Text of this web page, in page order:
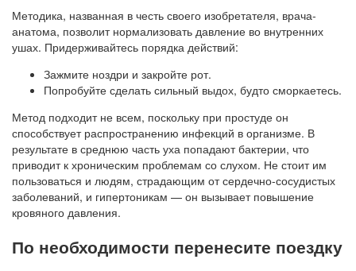
Методика, названная в честь своего изобретателя, врача-
анатома, позволит нормализовать давление во внутренних
ушах. Придерживайтесь порядка действий:
Зажмите ноздри и закройте рот.
Попробуйте сделать сильный выдох, будто сморкаетесь.
Метод подходит не всем, поскольку при простуде он
способствует распространению инфекций в организме. В
результате в среднюю часть уха попадают бактерии, что
приводит к хроническим проблемам со слухом. Не стоит им
пользоваться и людям, страдающим от сердечно-сосудистых
заболеваний, и гипертоникам — он вызывает повышение
кровяного давления.
По необходимости перенесите поездку